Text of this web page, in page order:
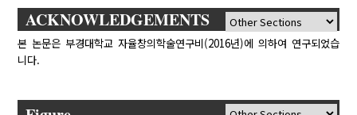
ACKNOWLEDGEMENTS
본 논문은 부경대학교 자율창의학술연구비(2016년)에 의하여 연구되었습
니다.